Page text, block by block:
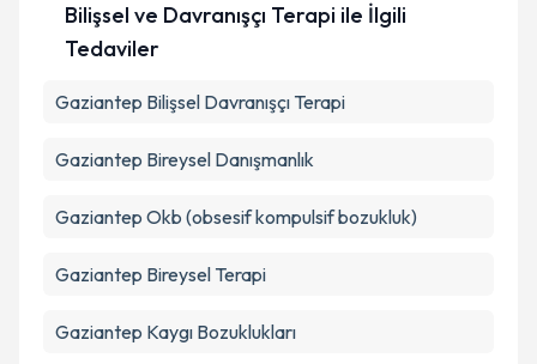
Bilişsel ve Davranışçı Terapi ile İlgili
Tedaviler
Gaziantep Bilişsel Davranışçı Terapi
Gaziantep Bireysel Danışmanlık
Gaziantep Okb (obsesif kompulsif bozukluk)
Gaziantep Bireysel Terapi
Gaziantep Kaygı Bozuklukları